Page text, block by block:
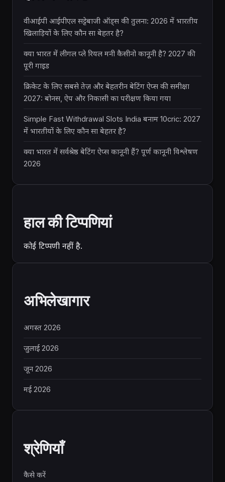
वीआईपी आईपीएल सट्टेबाजी ऑड्स की तुलना: 2026 में भारतीय
खिलाड़ियों के लिए कौन सा बेहतर है?
क्या भारत में लीगल प्ले रियल मनी कैसीनो कानूनी है? 2027 की
पूरी गाइड
क्रिकेट के लिए सबसे तेज़ और बेहतरीन बेटिंग ऐप्स की समीक्षा
2027: बोनस, ऐप और निकासी का परीक्षण किया गया
Simple Fast Withdrawal Slots India बनाम 10cric: 2027
में भारतीयों के लिए कौन सा बेहतर है?
क्या भारत में सर्वश्रेष्ठ बेटिंग ऐप्स कानूनी हैं? पूर्ण कानूनी विश्लेषण
2026
हाल की टिप्पणियां
कोई टिप्पणी नहीं है.
अभिलेखागार
अगस्त 2026
जुलाई 2026
जून 2026
मई 2026
श्रेणियाँ
कैसे करें